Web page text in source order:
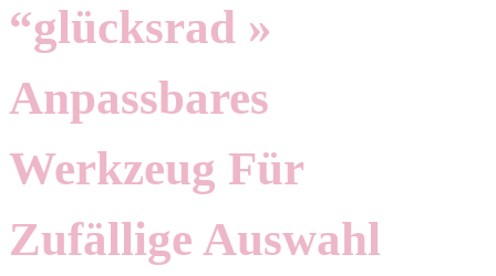
“glücksrad »
Anpassbares
Werkzeug Für
Zufällige Auswahl